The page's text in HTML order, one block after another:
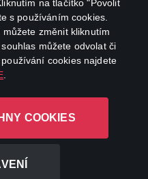
na tlačítko "Povolit
s používáním cookies.
změnit kliknutím
můžete odvolat či
cookies najdete
COOKIES